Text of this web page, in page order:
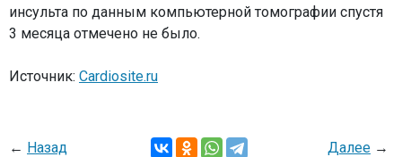
инсульта по данным компьютерной томографии спустя
3 месяца отмечено не было.
Источник: Cardiosite.ru
← Назад Далее →